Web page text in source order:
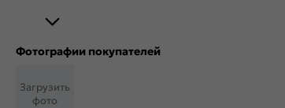
Фотографии покупателей
Загрузить
фото